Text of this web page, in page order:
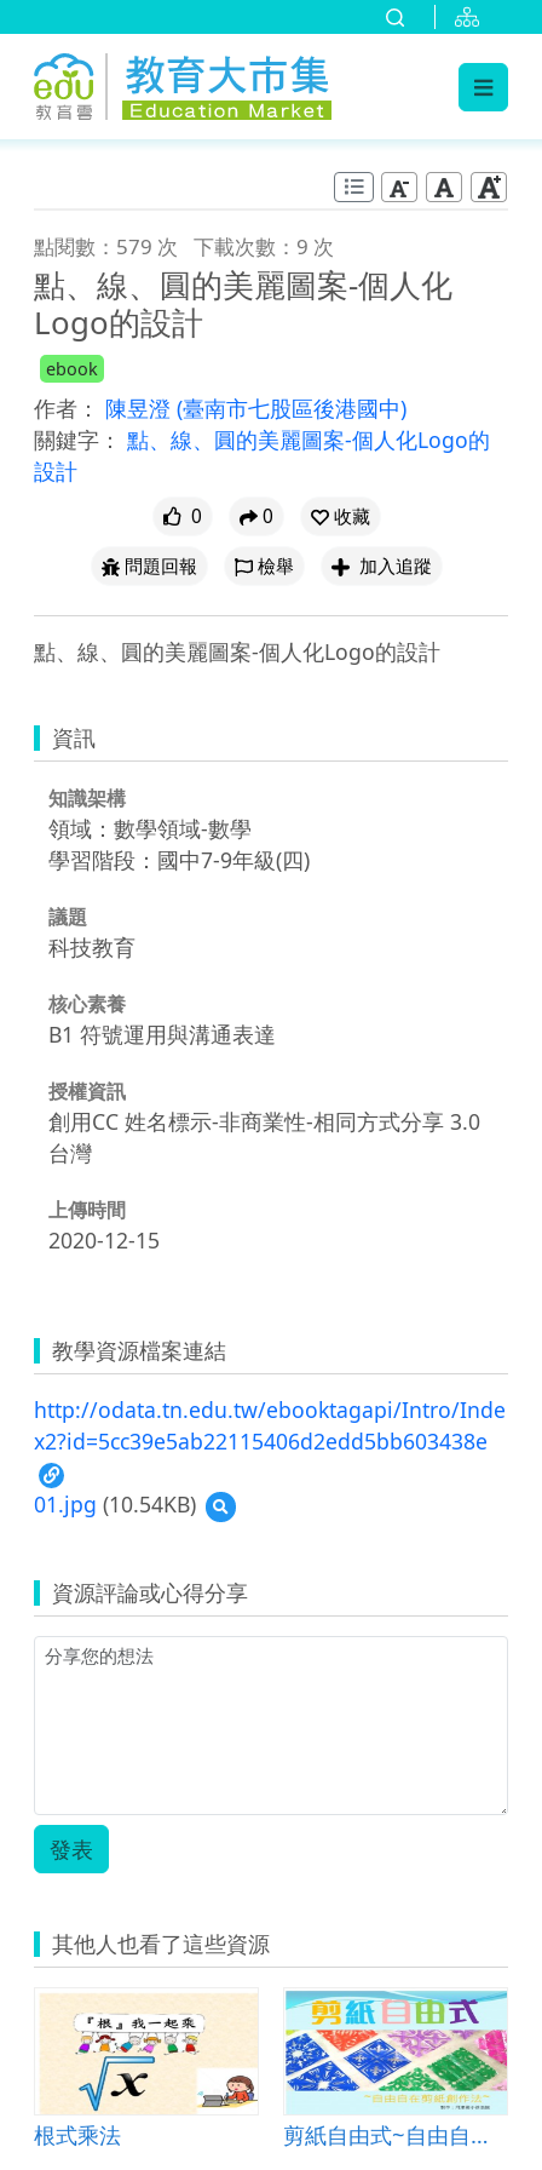
點閱數：579 次 下載次數：9 次
點、線、圓的美麗圖案-個人化
Logo的設計
ebook
作者： 陳昱澄 (臺南市七股區後港國中)
關鍵字： 點、線、圓的美麗圖案-個人化Logo的
設計
0 0
收藏
問題回報
檢舉 加入追蹤
點、線、圓的美麗圖案-個人化Logo的設計
資訊
知識架構
領域：數學領域-數學
學習階段：國中7-9年級(四)
議題
科技教育
核心素養
B1 符號運用與溝通表達
授權資訊
創用CC 姓名標示-非商業性-相同方式分享 3.0
台灣
上傳時間
2020-12-15
教學資源檔案連結
http://odata.tn.edu.tw/ebooktagapi/Intro/Inde
x2?id=5cc39e5ab22115406d2edd5bb603438e
01.jpg (10.54KB)
預
覽
資源評論或心得分享
發表
其他人也看了這些資源
根式乘法 剪紙自由式~自由自在剪紙創作法~